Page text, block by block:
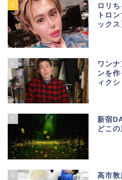
3
ロリ
トロ
ックス
4
ワン
ンを
ィクシ
5
新宿
どこ
6
高市